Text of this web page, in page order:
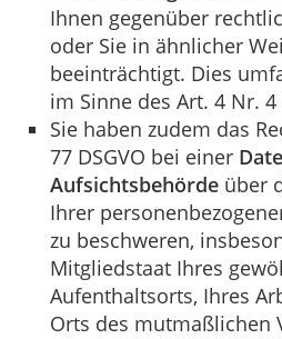
Ihnen gegenüber
oder Sie in ähnlicher
beeinträchtigt. Dies
im Sinne des Art. 4 Nr. 4
Sie haben zudem das
77 DSGVO bei einer
Aufsichtsbehörde über
Ihrer
zu beschweren,
Mitgliedstaat Ihres
Aufenthaltsorts, Ihres
Orts des mutmaßlichen